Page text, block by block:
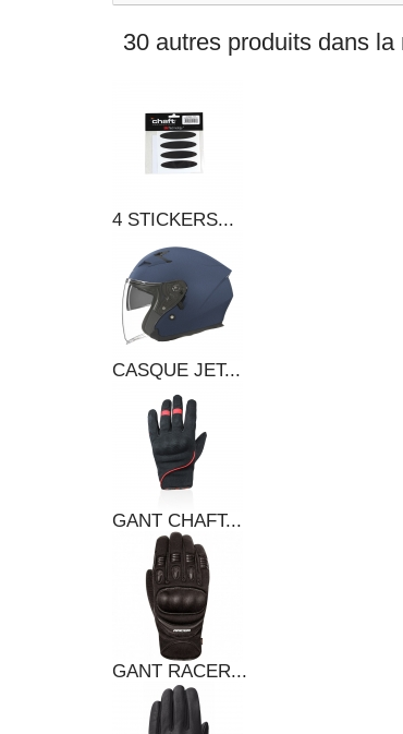
30 autres produits dans
4 STICKERS...
CASQUE JET...
GANT CHAFT...
GANT RACER...